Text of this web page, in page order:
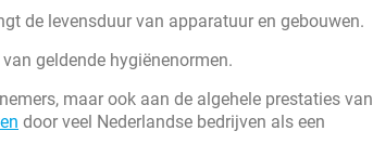
de levensduur van apparatuur en gebouwen.
geldende hygiënenormen.
maar ook aan de algehele prestaties van
door veel Nederlandse bedrijven als een